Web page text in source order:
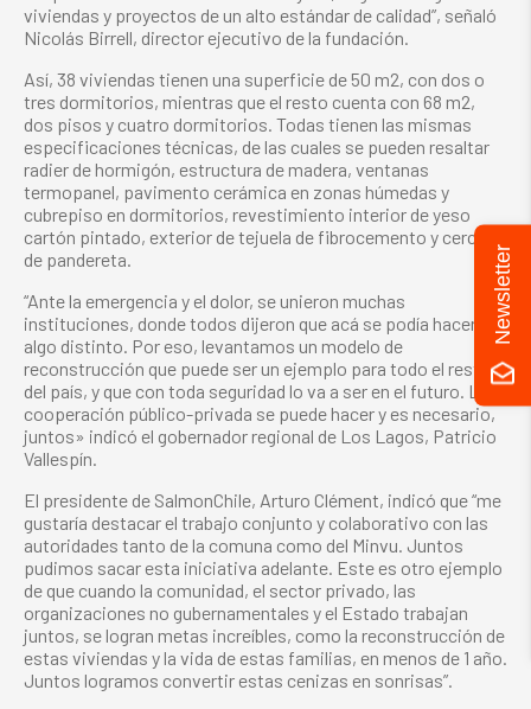
viviendas y proyectos de un alto estándar de calidad”, señaló
Nicolás Birrell, director ejecutivo de la fundación.
Así, 38 viviendas tienen una superficie de 50 m2, con dos o
tres dormitorios, mientras que el resto cuenta con 68 m2,
dos pisos y cuatro dormitorios. Todas tienen las mismas
especificaciones técnicas, de las cuales se pueden resaltar
radier de hormigón, estructura de madera, ventanas
termopanel, pavimento cerámica en zonas húmedas y
cubrepiso en dormitorios, revestimiento interior de yeso
cartón pintado, exterior de tejuela de fibrocemento y cercos
de pandereta.
“Ante la emergencia y el dolor, se unieron muchas
instituciones, donde todos dijeron que acá se podía hacer
algo distinto. Por eso, levantamos un modelo de
reconstrucción que puede ser un ejemplo para todo el resto
del país, y que con toda seguridad lo va a ser en el futuro. La
cooperación público-privada se puede hacer y es necesario,
juntos» indicó el gobernador regional de Los Lagos, Patricio
Vallespín.
El presidente de SalmonChile, Arturo Clément, indicó que “me
gustaría destacar el trabajo conjunto y colaborativo con las
autoridades tanto de la comuna como del Minvu. Juntos
pudimos sacar esta iniciativa adelante. Este es otro ejemplo
de que cuando la comunidad, el sector privado, las
organizaciones no gubernamentales y el Estado trabajan
juntos, se logran metas increíbles, como la reconstrucción de
estas viviendas y la vida de estas familias, en menos de 1 año.
Juntos logramos convertir estas cenizas en sonrisas”.
Newsletter